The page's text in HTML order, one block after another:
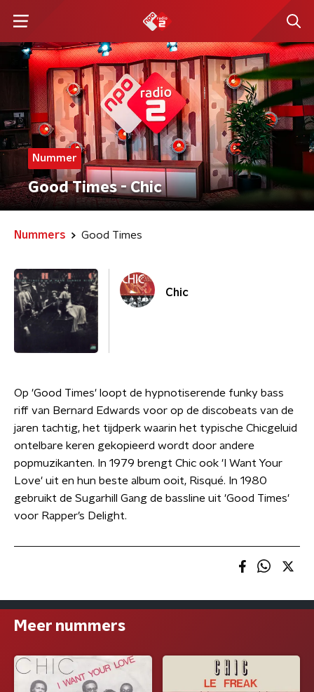
Nummer
Good Times - Chic
Nummers Good Times
Chic
Op 'Good Times' loopt de hypnotiserende funky bass
riff van Bernard Edwards voor op de discobeats van de
jaren tachtig, het tijdperk waarin het typische Chicgeluid
ontelbare keren gekopieerd wordt door andere
popmuzikanten. In 1979 brengt Chic ook 'I Want Your
Love' uit en hun beste album ooit, Risqué. In 1980
gebruikt de Sugarhill Gang de bassline uit 'Good Times'
voor Rapper’s Delight.
Meer nummers